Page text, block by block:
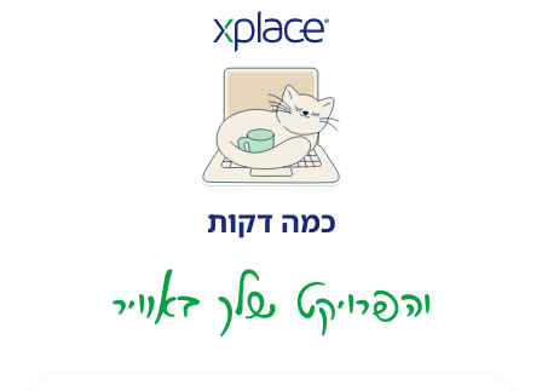
כמה דקות
והפרויקט שלך באוויר